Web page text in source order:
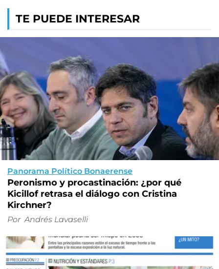
TE PUEDE INTERESAR
Panorama Político Bonaerense
Peronismo y procastinación: ¿por qué
Kicillof retrasa el diálogo con Cristina
Kirchner?
Por Andrés Lavaselli